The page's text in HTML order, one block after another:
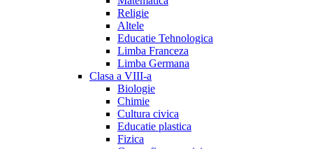
Religie
Altele
Educatie Tehnologica
Limba Franceza
Limba Germana
Clasa a VIII-a
Biologie
Chimie
Cultura civica
Educatie plastica
Fizica